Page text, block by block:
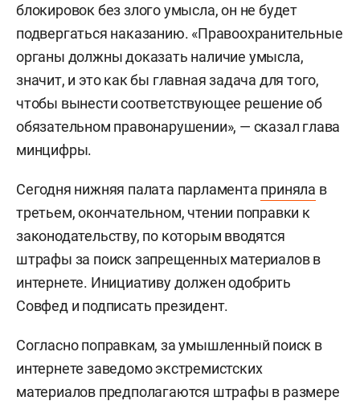
блокировок без злого умысла, он не будет
подвергаться наказанию. «Правоохранительные
органы должны доказать наличие умысла,
значит, и это как бы главная задача для того,
чтобы вынести соответствующее решение об
обязательном правонарушении», — сказал глава
минцифры.
Сегодня нижняя палата парламента приняла в
третьем, окончательном, чтении поправки к
законодательству, по которым вводятся
штрафы за поиск запрещенных материалов в
интернете. Инициативу должен одобрить
Совфед и подписать президент.
Согласно поправкам, за умышленный поиск в
интернете заведомо экстремистских
материалов предполагаются штрафы в размере